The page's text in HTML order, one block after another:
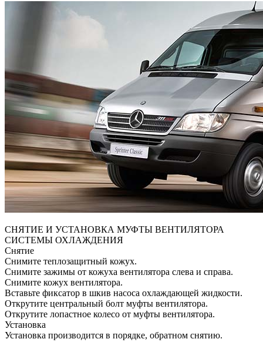
СНЯТИЕ И УСТАНОВКА МУФТЫ ВЕНТИЛЯТОРА
СИСТЕМЫ ОХЛАЖДЕНИЯ
Снятие
Снимите теплозащитный кожух.
Снимите зажимы от кожуха вентилятора слева и справа.
Снимите кожух вентилятора.
Вставьте фиксатор в шкив насоса охлаждающей жидкости.
Открутите центральный болт муфты вентилятора.
Открутите лопастное колесо от муфты вентилятора.
Установка
Установка производится в порядке, обратном снятию.